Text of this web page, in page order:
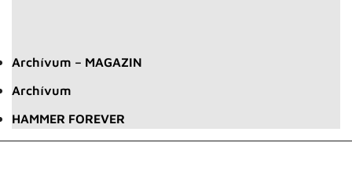
Archívum – MAGAZIN
Archívum
HAMMER FOREVER